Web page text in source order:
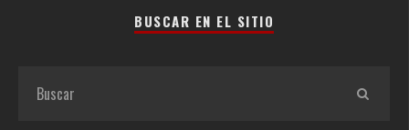
BUSCAR EN EL SITIO